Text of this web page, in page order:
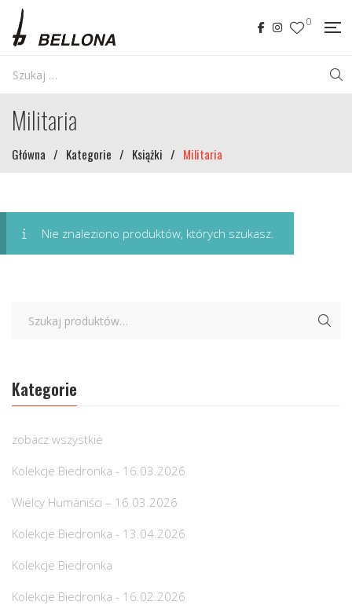
0
Militaria
Główna / Kategorie / Książki / Militaria
Nie znaleziono produktów, których szukasz.
Kategorie
zobacz wszystkie
Kolekcje Biedronka - 16.03.2026
Wielcy Humaniści – 16.03.2026
Kolekcje Biedronka - 13.04.2026
Kolekcje Biedronka
Kolekcje Biedronka - 16.02.2026